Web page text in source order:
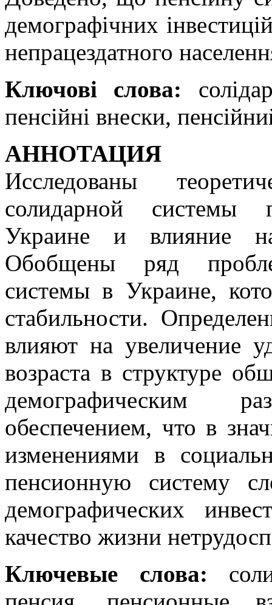
демографічних
непрацездатного
Ключові слова:
пенсійні внески,
АННОТАЦИЯ
Исследованы
солидарной системы
Украине и влияние
Обобщены ряд
системы в Украине,
стабильности.
влияют на увеличение
возраста в структуре
демографическим
обеспечением, что в
изменениями в
пенсионную систему
демографических
качество жизни
Ключевые слова: